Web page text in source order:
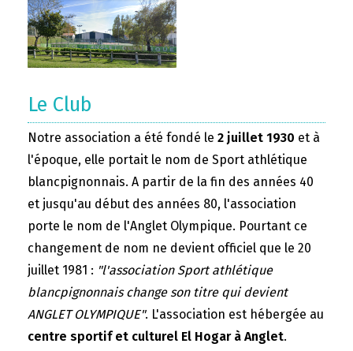
Le Club
Notre association a été fondé le 2 juillet 1930 et à
l'époque, elle portait le nom de Sport athlétique
blancpignonnais. A partir de la fin des années 40
et jusqu'au début des années 80, l'association
porte le nom de l'Anglet Olympique. Pourtant ce
changement de nom ne devient officiel que le 20
juillet 1981 : "l'association Sport athlétique
blancpignonnais change son titre qui devient
ANGLET OLYMPIQUE". L'association est hébergée au
centre sportif et culturel El Hogar à Anglet.